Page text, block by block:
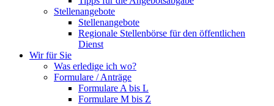
Stellenangebote
Stellenangebote
Regionale Stellenbörse für den öffentlichen
Dienst
Wir für Sie
Was erledige ich wo?
Formulare / Anträge
Formulare A bis L
Formulare M bis Z